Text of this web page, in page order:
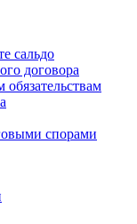
сальдо
договора
спорами